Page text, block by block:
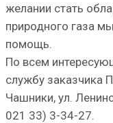
желании стать
природного газа
помощь.
По всем
службу заказчика
Чашники, ул.
021 33) 3-34-27.